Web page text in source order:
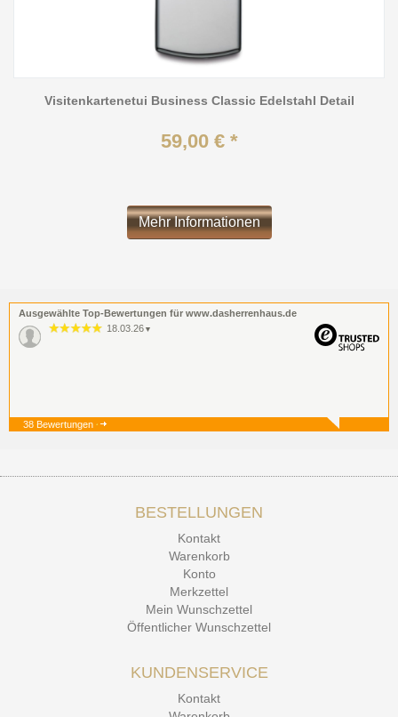
Visitenkartenetui Business Classic Edelstahl Detail
59,00 € *
Mehr Informationen
Ausgewählte Top-Bewertungen für www.dasherrenhaus.de
18.03.26 ▼
▼
38 Bewertungen
BESTELLUNGEN
Kontakt
Warenkorb
Konto
Merkzettel
Mein Wunschzettel
Öffentlicher Wunschzettel
KUNDENSERVICE
Kontakt